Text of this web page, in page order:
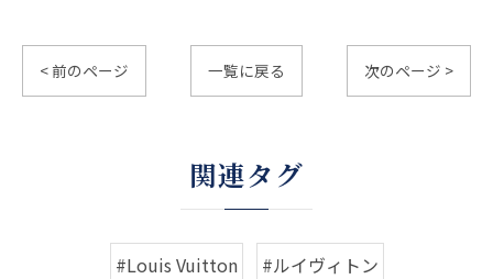
< 前のページ 一覧に戻る 次のページ >
関連タグ
#Louis Vuitton #ルイヴィトン